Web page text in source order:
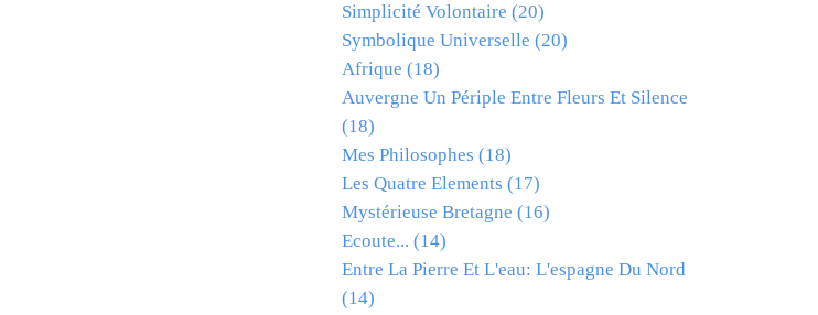
Simplicité Volontaire (20)
Symbolique Universelle (20)
Afrique (18)
Auvergne Un Périple Entre Fleurs Et Silence
(18)
Mes Philosophes (18)
Les Quatre Elements (17)
Mystérieuse Bretagne (16)
Ecoute... (14)
Entre La Pierre Et L'eau: L'espagne Du Nord
(14)